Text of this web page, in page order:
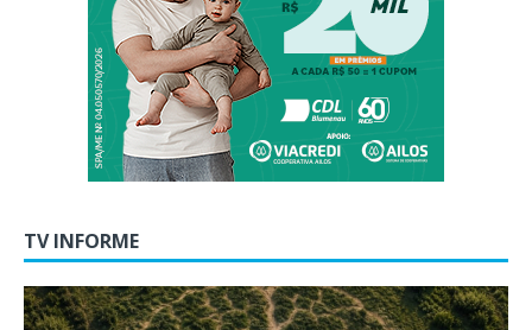
TV INFORME